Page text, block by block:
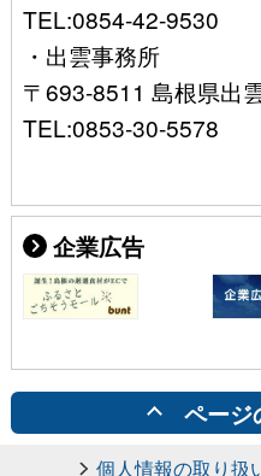
TEL:0854-42-9530
・出雲事務所
〒693-8511 島根県出
TEL:0853-30-5578
企業広告
ページ
個人情報の取り扱